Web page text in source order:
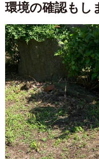
環境の確認もし